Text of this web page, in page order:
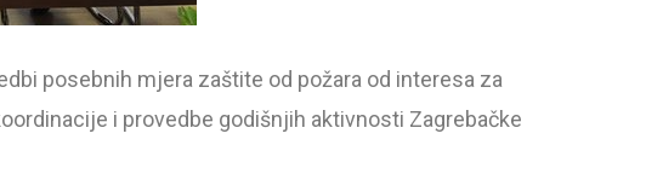
posebnih mjera zaštite od požara od interesa za
i provedbe godišnjih aktivnosti Zagrebačke